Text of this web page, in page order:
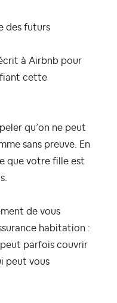
des futurs
à Airbnb pour
cette
qu’on ne peut
sans preuve. En
que votre fille est
de vous
habitation :
parfois couvrir
peut vous